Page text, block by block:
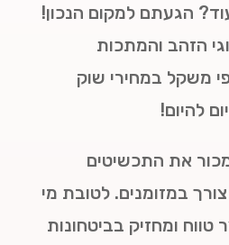
הגעתם למקום הנכון!
הזהב והמתכות
משקל במחירי שוק
להיום!
את התכשיטים
במזומנים. לטובת מי
ומחזיק בביטחונות